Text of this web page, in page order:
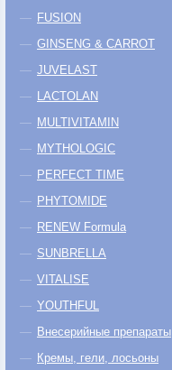
FUSION
GINSENG & CARROT
JUVELAST
LACTOLAN
MULTIVITAMIN
MYTHOLOGIC
PERFECT TIME
PHYTOMIDE
RENEW Formula
SUNBRELLA
VITALISE
YOUTHFUL
Внесерийные препараты
Кремы, гели, лосьоны